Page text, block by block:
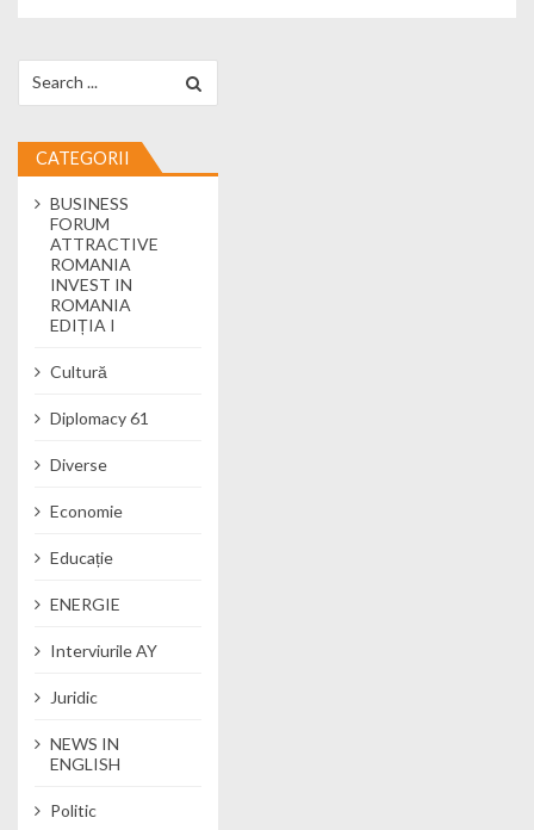
CATEGORII
BUSINESS
FORUM
ATTRACTIVE
ROMANIA
INVEST IN
ROMANIA
EDIȚIA I
Cultură
Diplomacy 61
Diverse
Economie
Educație
ENERGIE
Interviurile AY
Juridic
NEWS IN
ENGLISH
Politic